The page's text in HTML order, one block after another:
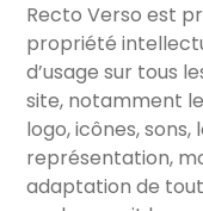
Recto Verso est
propriété
d’usage sur tous
site, notamment
logo, icônes,
représentation,
adaptation de